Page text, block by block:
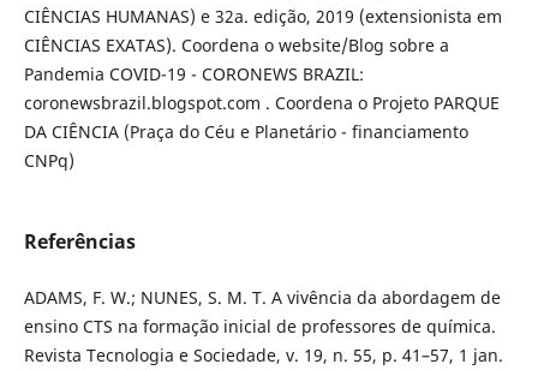
CIÊNCIAS HUMANAS) e 32a. edição, 2019 (extensionista em
CIÊNCIAS EXATAS). Coordena o website/Blog sobre a
Pandemia COVID-19 - CORONEWS BRAZIL:
coronewsbrazil.blogspot.com . Coordena o Projeto PARQUE
DA CIÊNCIA (Praça do Céu e Planetário - financiamento
CNPq)
Referências
ADAMS, F. W.; NUNES, S. M. T. A vivência da abordagem de
ensino CTS na formação inicial de professores de química.
Revista Tecnologia e Sociedade, v. 19, n. 55, p. 41–57, 1 jan.